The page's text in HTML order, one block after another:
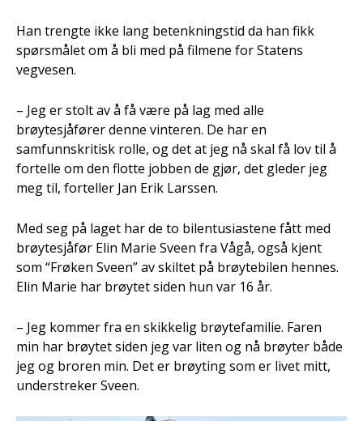
Han trengte ikke lang betenkningstid da han fikk
spørsmålet om å bli med på filmene for Statens
vegvesen.
– Jeg er stolt av å få være på lag med alle
brøytesjåfører denne vinteren. De har en
samfunnskritisk rolle, og det at jeg nå skal få lov til å
fortelle om den flotte jobben de gjør, det gleder jeg
meg til, forteller Jan Erik Larssen.
Med seg på laget har de to bilentusiastene fått med
brøytesjåfør Elin Marie Sveen fra Vågå, også kjent
som “Frøken Sveen” av skiltet på brøytebilen hennes.
Elin Marie har brøytet siden hun var 16 år.
– Jeg kommer fra en skikkelig brøytefamilie. Faren
min har brøytet siden jeg var liten og nå brøyter både
jeg og broren min. Det er brøyting som er livet mitt,
understreker Sveen.